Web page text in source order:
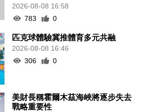
2026-08-08 16:58
783
0
匹克球體驗冀推體育多元共融
2026-08-08 16:46
306
0
美財長稱霍爾木茲海峽將逐步失去
戰略重要性